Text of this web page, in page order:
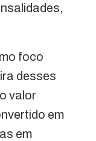
foco
desses
valor
em
em